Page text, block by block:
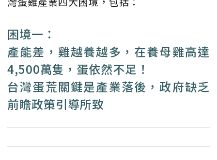
困境一：
產能差，雞越養越多，在養母雞高達
4,500萬隻，蛋依然不足！
台灣蛋荒關鍵是產業落後，政府缺乏
前瞻政策引導所致